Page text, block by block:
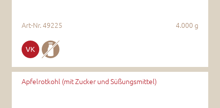
4.000 g
Art-Nr.49225
Apfelrotkohl (mit Zucker und Süßungsmittel)